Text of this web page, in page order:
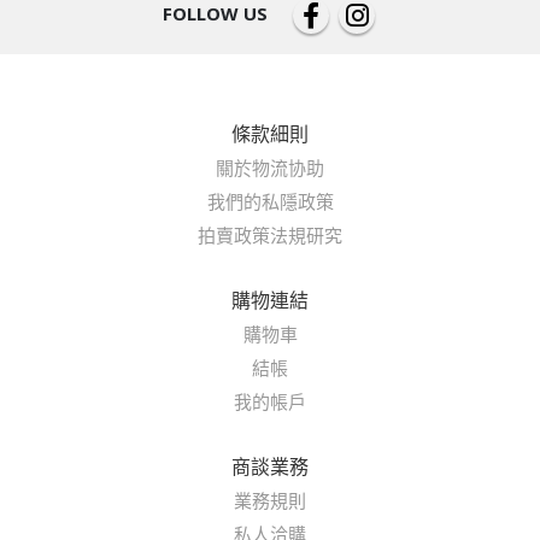
FOLLOW US
條款細則
關於物流协助
我們的私隱政策
拍賣政策法規研究
購物連結
購物車
結帳
我的帳戶
商談業務
業務規則
私人洽購